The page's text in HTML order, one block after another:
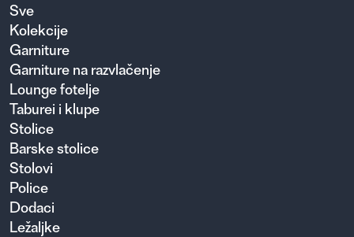
Sve
Kolekcije
Garniture
Garniture na razvlačenje
Lounge fotelje
Taburei i klupe
Stolice
Barske stolice
Stolovi
Police
Dodaci
Ležaljke